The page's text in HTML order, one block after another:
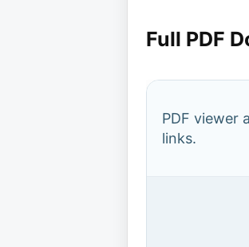
Full PDF
PDF viewer
links.